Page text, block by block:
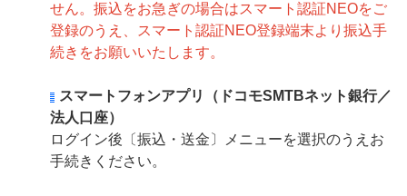
せん。振込をお急ぎの場合はスマート認証NEOをご
登録のうえ、スマート認証NEO登録端末より振込手
続きをお願いいたします。
スマートフォンアプリ（ドコモSMTBネット銀行／
法人口座）
ログイン後〔振込・送金〕メニューを選択のうえお
手続きください。